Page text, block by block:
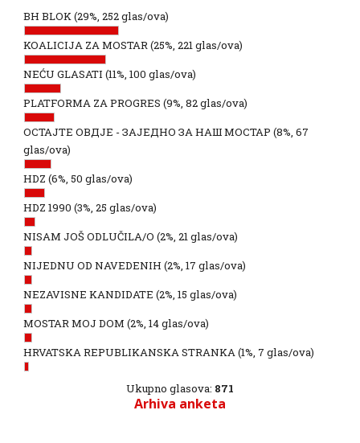
BH BLOK(29%, 252 glas/ova)
KOALICIJA ZA MOSTAR(25%, 221 glas/ova)
NEĆU GLASATI (11%, 100 glas/ova)
PLATFORMA ZA PROGRES (9%, 82 glas/ova)
ОСТАЈТЕ ОВДЈЕ - ЗАЈЕДНО ЗА НАШ МОСТАР (8%, 67
glas/ova)
HDZ (6%, 50 glas/ova)
HDZ 1990 (3%, 25 glas/ova)
NISAM JOŠ ODLUČILA/O (2%, 21 glas/ova)
NIJEDNU OD NAVEDENIH (2%, 17 glas/ova)
NEZAVISNE KANDIDATE (2%, 15 glas/ova)
MOSTAR MOJ DOM (2%, 14 glas/ova)
HRVATSKA REPUBLIKANSKA STRANKA(1%, 7 glas/ova)
Ukupno glasova: 871
Arhiva anketa